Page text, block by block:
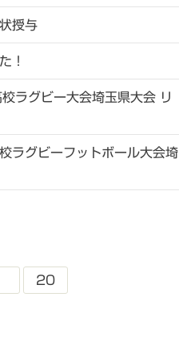
授与
！
ラグビー大会埼玉県大会 リ
ラグビーフットボール大会埼
20